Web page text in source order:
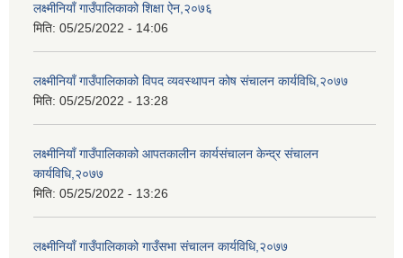
लक्ष्मीनियाँ गाउँपालिकाको शिक्षा ऐन,२०७६
मिति: 05/25/2022 - 14:06
लक्ष्मीनियाँ गाउँपालिकाको विपद व्यवस्थापन कोष संचालन कार्यविधि,२०७७
मिति: 05/25/2022 - 13:28
लक्ष्मीनियाँ गाउँपालिकाको आपतकालीन कार्यसंचालन केन्द्र संचालन
कार्यविधि,२०७७
मिति: 05/25/2022 - 13:26
लक्ष्मीनियाँ गाउँपालिकाको गाउँसभा संचालन कार्यविधि,२०७७